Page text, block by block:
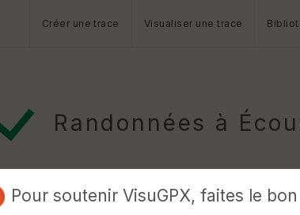
Créer une trace Visualiser une trace
Randonnées à
Pour soutenir VisuGPX, faites le